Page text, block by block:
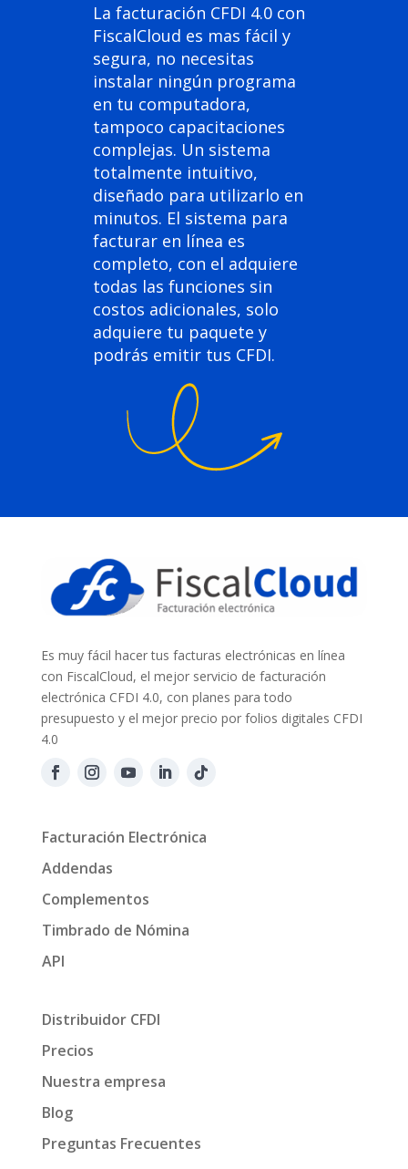
La facturación CFDI 4.0 con
FiscalCloud es mas fácil y
segura, no necesitas
instalar ningún programa
en tu computadora,
tampoco capacitaciones
complejas. Un sistema
totalmente intuitivo,
diseñado para utilizarlo en
minutos. El sistema para
facturar en línea es
completo, con el adquiere
todas las funciones sin
costos adicionales, solo
adquiere tu paquete y
podrás emitir tus CFDI.
Es muy fácil hacer tus facturas electrónicas en línea
con FiscalCloud, el mejor servicio de facturación
electrónica CFDI 4.0, con planes para todo
presupuesto y el mejor precio por folios digitales CFDI
4.0
Facturación Electrónica
Addendas
Complementos
Timbrado de Nómina
API
Distribuidor CFDI
Precios
Nuestra empresa
Blog
Preguntas Frecuentes